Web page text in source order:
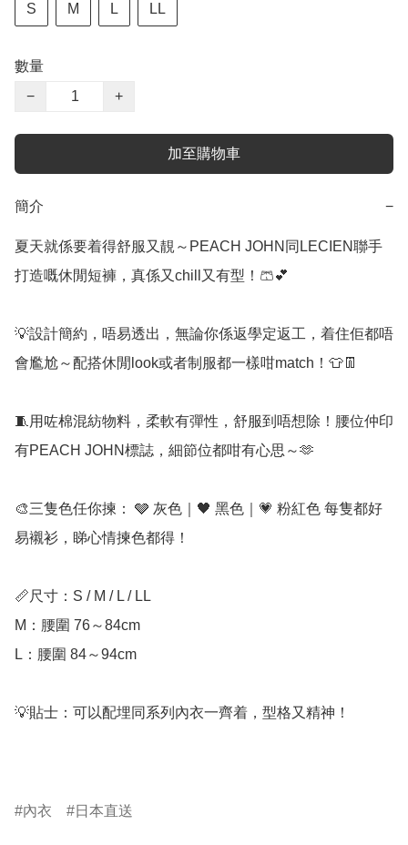
S M L LL
數量
−
+
加至購物車
簡介 −
夏天就係要着得舒服又靚～PEACH JOHN同LECIEN聯手
打造嘅休閒短褲，真係又chill又有型！🩳💕
💡設計簡約，唔易透出，無論你係返學定返工，着住佢都唔
會尷尬～配搭休閒look或者制服都一樣咁match！👕👖
🧵用咗棉混紡物料，柔軟有彈性，舒服到唔想除！腰位仲印
有PEACH JOHN標誌，細節位都咁有心思～🫶
🎨三隻色任你揀： 🩶 灰色｜🖤 黑色｜💗 粉紅色 每隻都好
易襯衫，睇心情揀色都得！
📏尺寸：S / M / L / LL
M：腰圍 76～84cm
L：腰圍 84～94cm
💡貼士：可以配埋同系列內衣一齊着，型格又精神！
內衣 日本直送